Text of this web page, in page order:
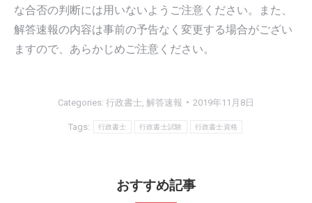
な合否の判断には用いないようご注意ください。また、
解答速報の内容は事前の予告なく変更する場合がござい
ますので、あらかじめご注意ください。
Categories: 行政書士 解答速報 2019年11月8日
Tags: 行政書士 行政書士試験 行政書士資格
おすすめ記事